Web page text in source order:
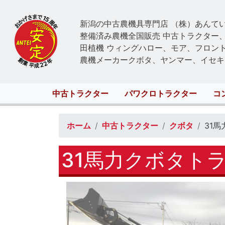
新潟の中古農機具専門店 （株）あんて
整備済み農機全国販売 中古トラクター
田植機 ウィングハロー、モア、フロン
農機メーカークボタ、ヤンマー、イセ
Main
navigation
中古トラクター パワクロトラクター コ
ホーム 中古トラクター クボタ 31馬
31馬力クボタト